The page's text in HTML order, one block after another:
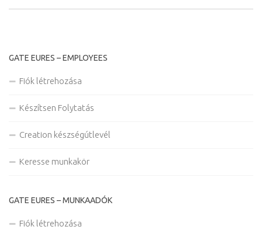
GATE EURES – EMPLOYEES
Fiók létrehozása
Készítsen Folytatás
Creation készségútlevél
Keresse munkakör
GATE EURES – MUNKAADÓK
Fiók létrehozása